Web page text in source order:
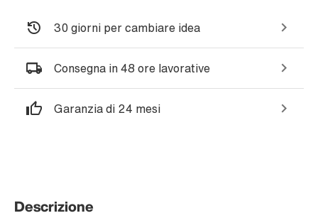
30 giorni per cambiare idea
Consegna in 48 ore lavorative
Garanzia di 24 mesi
Descrizione